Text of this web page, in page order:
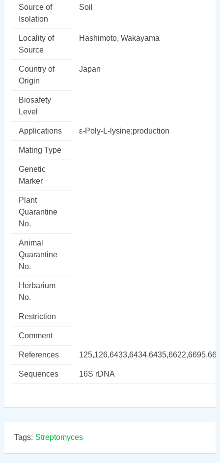
Source of
Isolation
Soil
Locality of
Source
Hashimoto, Wakayama
Country of
Origin
Japan
Biosafety
Level
Applications ε-Poly-L-lysine;production
Mating Type
Genetic
Marker
Plant
Quarantine
No.
Animal
Quarantine
No.
Herbarium
No.
Restriction
Comment
References
Sequences 16S rDNA
Tags: Streptomyces